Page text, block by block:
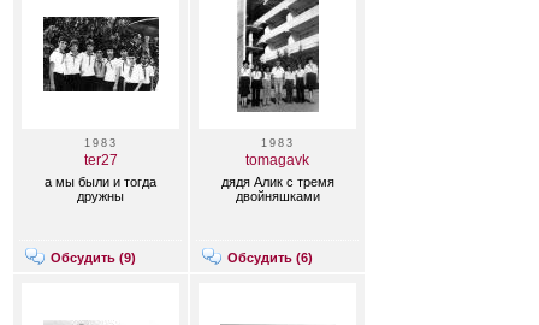
1983
ter27
а мы были и тогда
дружны
Обсудить (9)
1983
tomagavk
дядя Алик с тремя
двойняшками
Обсудить (6)